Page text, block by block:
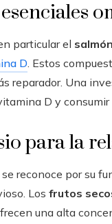
particular el salmón
D. Estos
reparador. Una
D y
para la
reconoce por su
Los frutos
una alta